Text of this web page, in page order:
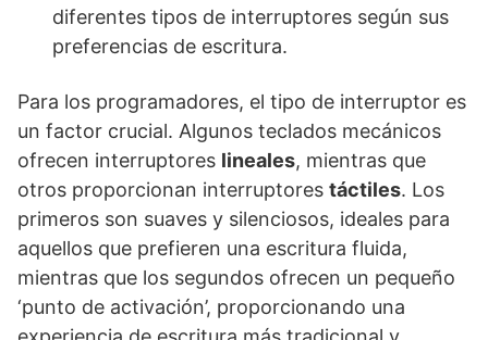
diferentes tipos de interruptores según sus
preferencias de escritura.
Para los programadores, el tipo de interruptor es
un factor crucial. Algunos teclados mecánicos
ofrecen interruptores lineales, mientras que
otros proporcionan interruptores táctiles. Los
primeros son suaves y silenciosos, ideales para
aquellos que prefieren una escritura fluida,
mientras que los segundos ofrecen un pequeño
‘punto de activación’, proporcionando una